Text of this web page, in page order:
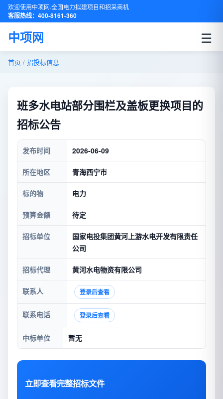
欢迎使用中项网·全国电力拟建项目和招采商机
客服热线：400-8161-360
中项网 ☰
首页 / 招投标信息
班多水电站部分围栏及盖板更换项目的
招标公告
发布时间 2026-06-09
所在地区 青海西宁市
标的物 电力
预算金额 待定
招标单位
国家电投集团黄河上游水电开发有限责任
公司
招标代理 黄河水电物资有限公司
联系人 登录后查看
联系电话 登录后查看
中标单位 暂无
立即查看完整招标文件